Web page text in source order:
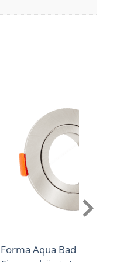
Forma Aqua Bad